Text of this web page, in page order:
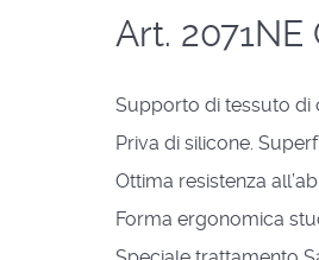
Art.
Supporto di tessuto
Priva di silicone.
Ottima resistenza
Forma ergonomica